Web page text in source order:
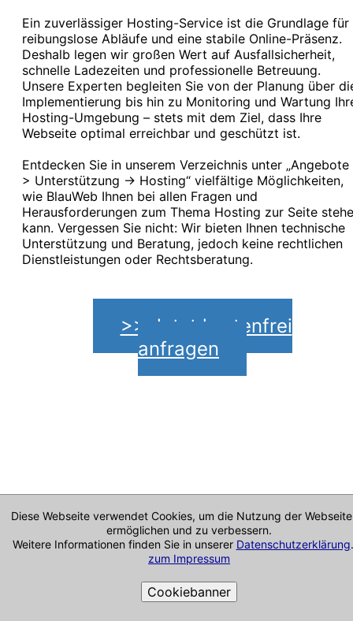
Diese Webseite verwendet Cookies, um die Nutzung der
ermöglichen und zu verbessern.
Weitere Informationen finden Sie in unserer Datenschutzerklärung
zum Impressum
Cookiebanner
Ein zuverlässiger Hosting-Service ist die Grundlage für
reibungslose Abläufe und eine stabile Online-Präsenz.
Deshalb legen wir großen Wert auf Ausfallsicherheit,
schnelle Ladezeiten und professionelle Betreuung.
Unsere Experten begleiten Sie von der Planung über
Implementierung bis hin zu Monitoring und Wartung
Hosting-Umgebung – stets mit dem Ziel, dass Ihre
Webseite optimal erreichbar und geschützt ist.
Entdecken Sie in unserem Verzeichnis unter
> Unterstützung -> Hosting“ vielfältige Möglichkeiten,
wie BlauWeb Ihnen bei allen Fragen und
Herausforderungen zum Thema Hosting zur Seite
kann. Vergessen Sie nicht: Wir bieten Ihnen technische
Unterstützung und Beratung, jedoch keine rechtlichen
Dienstleistungen oder Rechtsberatung.
>> Jetzt kostenfrei
anfragen
Impressum & mehr